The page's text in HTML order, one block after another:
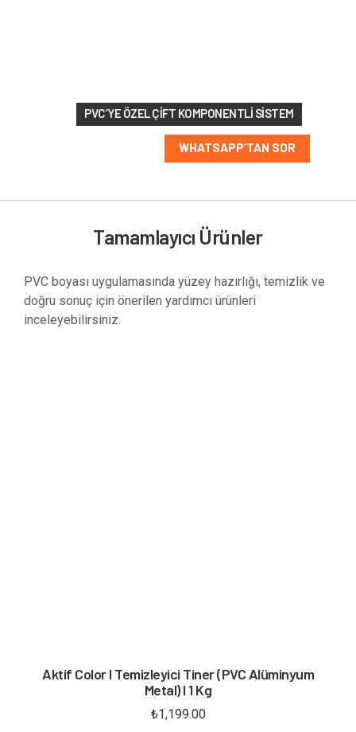
PVC’YE ÖZEL ÇIFT KOMPONENTLI SISTEM
WHATSAPP’TAN SOR
Tamamlayıcı Ürünler
PVC boyası uygulamasında yüzey hazırlığı, temizlik ve
doğru sonuç için önerilen yardımcı ürünleri
inceleyebilirsiniz.
Aktif Color I Temizleyici Tiner (PVC Alüminyum
Metal) I 1 Kg
₺1,199.00